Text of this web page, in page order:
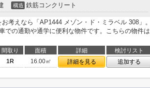
構造 鉄筋コンクリート
考えなら「AP1444 メゾン・ド・ミラベル 308」。
での通勤や通学に便利な物件です。こちらの物件は
間取り 面積 詳細
検討リスト
1R 16.00㎡ 詳細を見る 追加する